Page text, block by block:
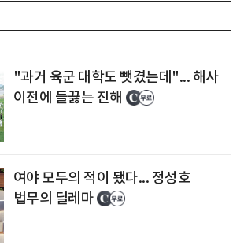
"과거 육군 대학도 뺏겼는데"... 해사
이전에 들끓는 진해
여야 모두의 적이 됐다... 정성호
법무의 딜레마